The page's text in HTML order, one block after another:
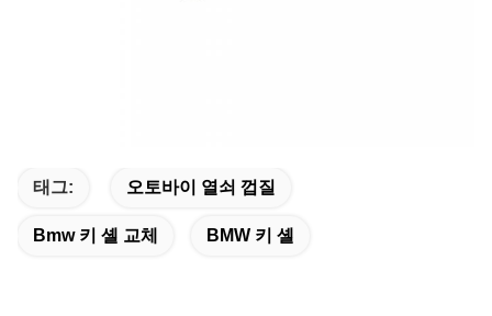
태그: 오토바이 열쇠 껍질
Bmw 키 셸 교체 BMW 키 셸